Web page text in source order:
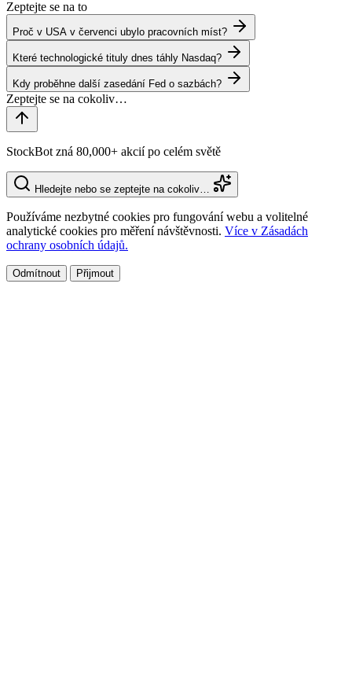
Zeptejte se na to
Proč v USA v červenci ubylo pracovních míst?
Které technologické tituly dnes táhly Nasdaq?
Kdy proběhne další zasedání Fed o sazbách?
StockBot zná 80,000+ akcií po celém světě
Hledejte nebo se zeptejte na cokoliv…
Používáme nezbytné cookies pro fungování webu a volitelné
analytické cookies pro měření návštěvnosti. Více v Zásadách
ochrany osobních údajů.
Odmítnout Přijmout